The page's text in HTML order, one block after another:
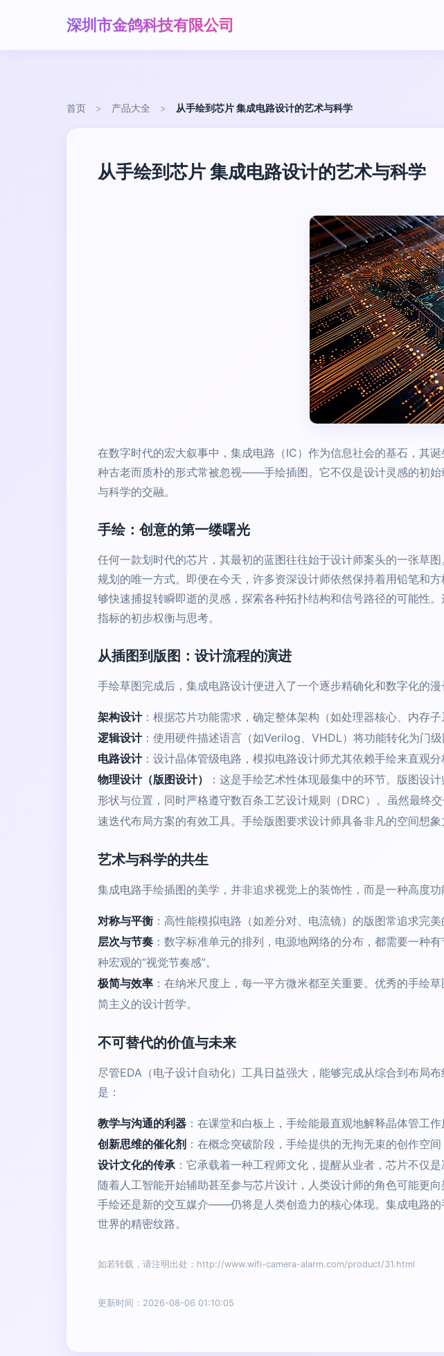
深圳市金鸽科技有限公司
首页 > 产品大全 > 从手绘到芯片 集成电路设计的艺术与科学
从手绘到芯片 集成电路设计的艺术与科学
在数字时代的宏大叙事中，集成电路（IC）作为信息社会的基石，其
种古老而质朴的形式常被忽视——手绘插图。它不仅是设计灵感的初
与科学的交融。
手绘：创意的第一缕曙光
任何一款划时代的芯片，其最初的蓝图往往始于设计师案头的一张草
规划的唯一方式。即便在今天，许多资深设计师依然保持着用铅笔和
够快速捕捉转瞬即逝的灵感，探索各种拓扑结构和信号路径的可能性
指标的初步权衡与思考。
从插图到版图：设计流程的演进
手绘草图完成后，集成电路设计便进入了一个逐步精确化和数字化的
架构设计：根据芯片功能需求，确定整体架构（如处理器核心、内存
逻辑设计：使用硬件描述语言（如Verilog、VHDL）将功能转化为门
电路设计：设计晶体管级电路，模拟电路设计师尤其依赖手绘来直观分
物理设计（版图设计）
：这是手绘艺术性体现最集中的环节。版图设
形状与位置，同时严格遵守数百条工艺设计规则（DRC）。虽然最终
速迭代布局方案的有效工具。手绘版图要求设计师具备非凡的空间想
艺术与科学的共生
集成电路手绘插图的美学，并非追求视觉上的装饰性，而是一种高度功
对称与平衡 ：高性能模拟电路（如差分对、电流镜）的版图常追求完
层次与节奏 ：数字标准单元的排列，电源地网络的分布，都需要一种
种宏观的“视觉节奏感”。
极简与效率 ：在纳米尺度上，每一平方微米都至关重要。优秀的手绘
简主义的设计哲学。
不可替代的价值与未来
尽管EDA（电子设计自动化）工具日益强大，能够完成从综合到布局
是：
教学与沟通的利器 ：在课堂和白板上，手绘能最直观地解释晶体管工
创新思维的催化剂 ：在概念突破阶段，手绘提供的无拘无束的创作空
设计文化的传承：它承载着一种工程师文化，提醒从业者，芯片不仅
随着人工智能开始辅助甚至参与芯片设计，人类设计师的角色可能
手绘还是新的交互媒介——仍将是人类创造力的核心体现。集成电路
世界的精密纹路。
如若转载，请注明出处：http://www.wifi-camera-alarm.com/product/31.html
更新时间：2026-08-06 01:10:05